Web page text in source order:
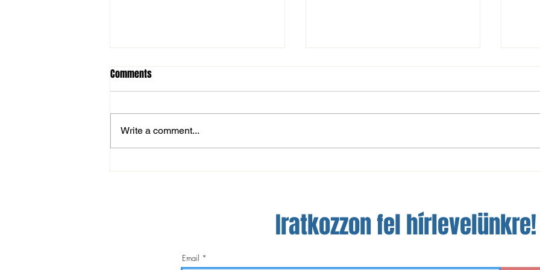
Hullámvölgyben a csapat, pont
Idegenben továbbra sem megy a
Comments
Write a comment...
Iratkozzon fel hírlevelünkre!
Email